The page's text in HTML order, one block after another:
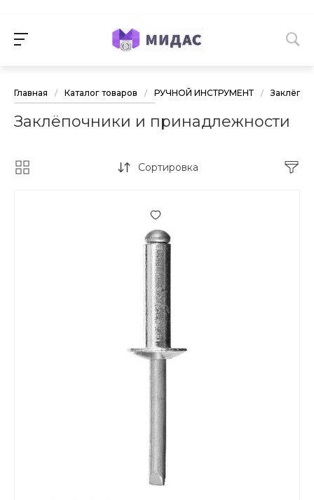
Главная / Каталог товаров / РУЧНОЙ ИНСТРУМЕНТ /
Заклёпочники и принадлежности
Сортировка